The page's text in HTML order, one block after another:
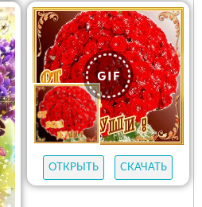
ОТКРЫТЬ СКАЧАТЬ